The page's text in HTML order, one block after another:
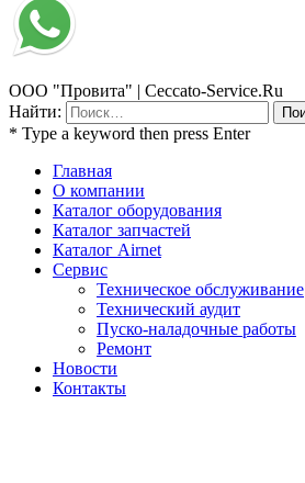
ООО "Провита" | Ceccato-Service.Ru
Найти:
* Type a keyword then press Enter
Главная
О компании
Каталог оборудования
Каталог запчастей
Каталог Airnet
Сервис
Техническое обслуживание
Технический аудит
Пуско-наладочные работы
Ремонт
Новости
Контакты